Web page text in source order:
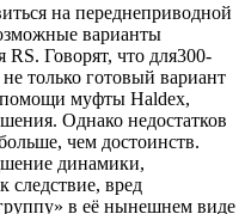
на переднеприводной
варианты
Говорят, что для300-
только готовый вариант
муфты Haldex,
Однако недостатков
чем достоинств.
динамики,
следствие, вред
в её нынешнем виде